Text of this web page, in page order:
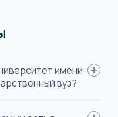
имени
вуз?